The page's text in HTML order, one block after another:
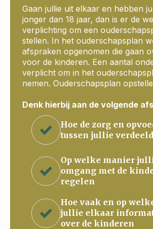
Gaan jullie uit elkaar en hebben
jonger dan 18 jaar, dan is er de
verplichting om een
stellen. In het ouderschapsplan
afspraken opgenomen die gaan
voor de kinderen. Een aantal
verplicht om in het
nemen. Ouderschapsplan
Denk hierbij aan de volgende
Hoe de zorg en
tussen jullie
Op welke manier
omgang met de
regelen
Hoe vaak en op
jullie elkaar
over de kinderen